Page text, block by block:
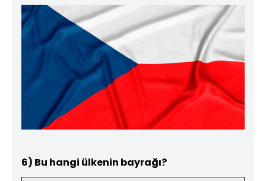
6) Bu hangi ülkenin bayrağı?